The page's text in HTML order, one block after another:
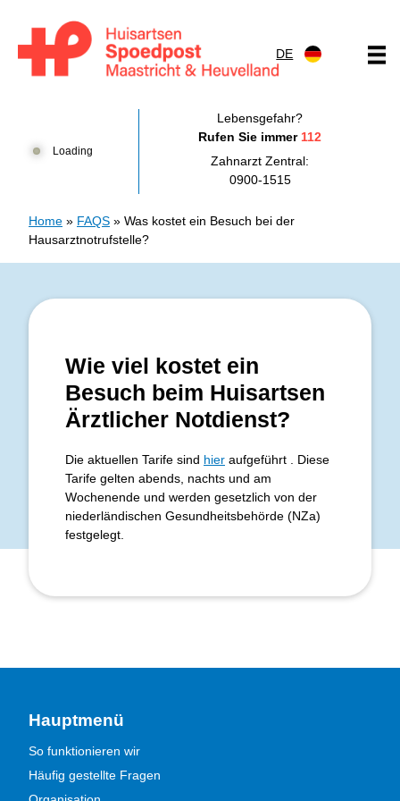
DE
Loading
Lebensgefahr?
Rufen Sie immer 112
Zahnarzt Zentral:
0900-1515
Home » FAQS » Was kostet ein Besuch bei der
Hausarztnotrufstelle?
Wie viel kostet ein
Besuch beim Huisartsen
Ärztlicher Notdienst?
Die aktuellen Tarife sind hier aufgeführt . Diese
Tarife gelten abends, nachts und am
Wochenende und werden gesetzlich von der
niederländischen Gesundheitsbehörde (NZa)
festgelegt.
Hauptmenü
So funktionieren wir
Häufig gestellte Fragen